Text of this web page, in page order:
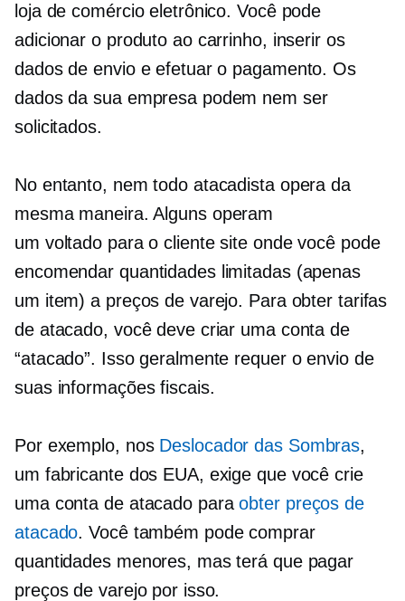
loja de comércio eletrônico. Você pode
adicionar o produto ao carrinho, inserir os
dados de envio e efetuar o pagamento. Os
dados da sua empresa podem nem ser
solicitados.
No entanto, nem todo atacadista opera da
mesma maneira. Alguns operam
um voltado para o clientesite onde você pode
encomendar quantidades limitadas (apenas
um item) a preços de varejo. Para obter tarifas
de atacado, você deve criar uma conta de
“atacado”. Isso geralmente requer o envio de
suas informações fiscais.
Por exemplo, nos Deslocador das Sombras,
um fabricante dos EUA, exige que você crie
uma conta de atacado paraobter preços de
atacado. Você também pode comprar
quantidades menores, mas terá que pagar
preços de varejo por isso.